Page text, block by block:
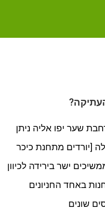
את כל האפשרויות
שער יפו אליה ניתן
[יורדים מתחנת כיכר
ישר בירידה לכיוון
באחד החניונים
שונים